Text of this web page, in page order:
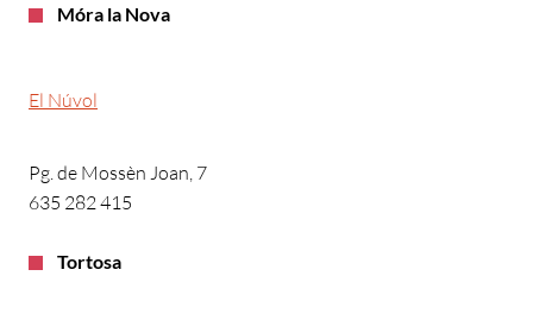
Móra la Nova
El Núvol
Pg. de Mossèn Joan, 7
635 282 415
Tortosa